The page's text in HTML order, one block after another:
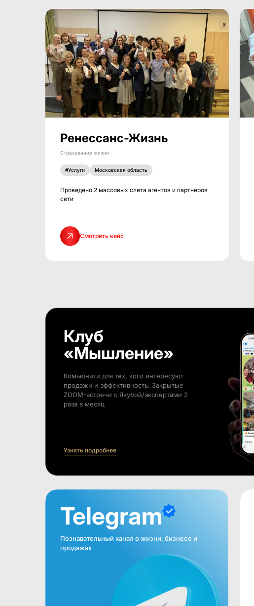
Ренессанс-Жизнь
Страхование жизни
#Услуги Московская область
Проведено 2 массовых слета агентов и партнеров
сети
Смотреть кейс
Клуб
«Мышление»
Комьюнити для тех, кого интересуют
продажи и эффективность. Закрытые
ZOOM-встречи с Якубой/экспертами 2
раза в месяц
Узнать подробнее
Telegram
Познавательный канал о жизни, бизнесе и
продажах